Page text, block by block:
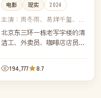
电影 现实 2024
主演： 周冬雨、易烊千玺、雷
佳音、王传君
北京东三环一栋老写字楼的清
洁工、外卖员、咖啡店店员、
个早晨擦肩而过。镜头跟着早
高峰一路向北，拼出今天北京
最真实的二十四小时。
194,777 8.7